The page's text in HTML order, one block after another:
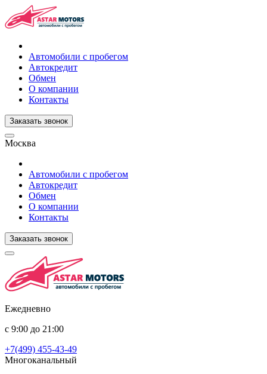
Автомобили с пробегом
Автокредит
Обмен
О компании
Контакты
Заказать звонок
Москва
Автомобили с пробегом
Автокредит
Обмен
О компании
Контакты
Заказать звонок
Ежедневно
с 9:00 до 21:00
+7(499) 455-43-49
Многоканальный